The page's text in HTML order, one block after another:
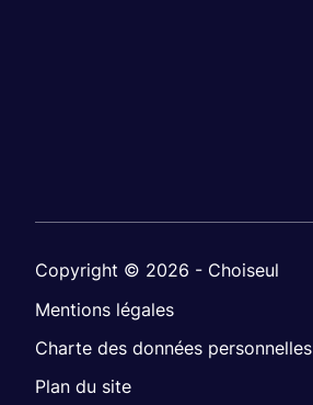
Copyright © 2026 - Choiseul
Mentions légales
Charte des données personnelles
Plan du site